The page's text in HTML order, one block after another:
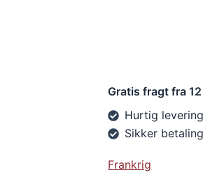
Gratis fragt fra
Hurtig levering
Sikker betaling
Frankrig